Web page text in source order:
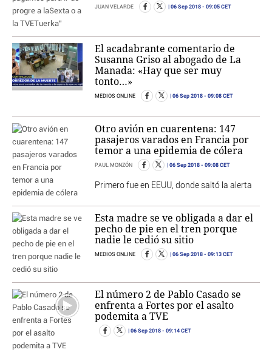
JUAN VELARDE 06 Sep 2018 - 09:05 CET
El acadabrante comentario de
Susanna Griso al abogado de La
Manada: «Hay que ser muy
tonto…»
MEDIOS ONLINE 06 Sep 2018 - 09:08 CET
Otro avión en cuarentena: 147
pasajeros varados en Francia por
temor a una epidemia de cólera
PAUL MONZÓN 06 Sep 2018 - 09:08 CET
Primero fue en EEUU, donde saltó la alerta
Esta madre se ve obligada a dar el
pecho de pie en el tren porque
nadie le cedió su sitio
MEDIOS ONLINE 06 Sep 2018 - 09:13 CET
El número 2 de Pablo Casado se
enfrenta a Fortes por el asalto
podemita a TVE
06 Sep 2018 - 09:14 CET